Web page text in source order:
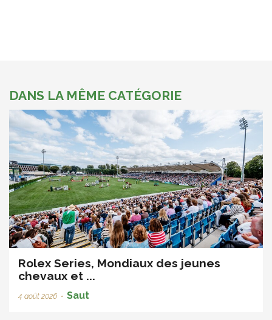
DANS LA MÊME CATÉGORIE
Rolex Series, Mondiaux des jeunes
chevaux et ...
4 août 2026 • Saut